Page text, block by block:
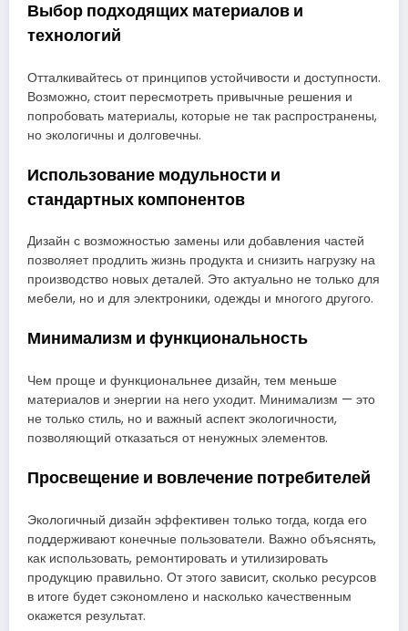
Выбор подходящих материалов и
технологий
Отталкивайтесь от принципов устойчивости и доступности.
Возможно, стоит пересмотреть привычные решения и
попробовать материалы, которые не так распространены,
но экологичны и долговечны.
Использование модульности и
стандартных компонентов
Дизайн с возможностью замены или добавления частей
позволяет продлить жизнь продукта и снизить нагрузку на
производство новых деталей. Это актуально не только для
мебели, но и для электроники, одежды и многого другого.
Минимализм и функциональность
Чем проще и функциональнее дизайн, тем меньше
материалов и энергии на него уходит. Минимализм — это
не только стиль, но и важный аспект экологичности,
позволяющий отказаться от ненужных элементов.
Просвещение и вовлечение потребителей
Экологичный дизайн эффективен только тогда, когда его
поддерживают конечные пользователи. Важно объяснять,
как использовать, ремонтировать и утилизировать
продукцию правильно. От этого зависит, сколько ресурсов
в итоге будет сэкономлено и насколько качественным
окажется результат.